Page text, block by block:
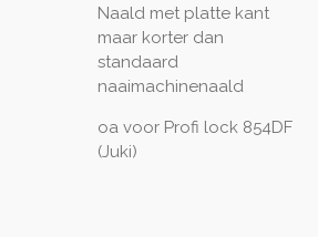
Naald met platte kant
maar korter dan
standaard
naaimachinenaald
oa voor Profi lock 854DF
(Juki)